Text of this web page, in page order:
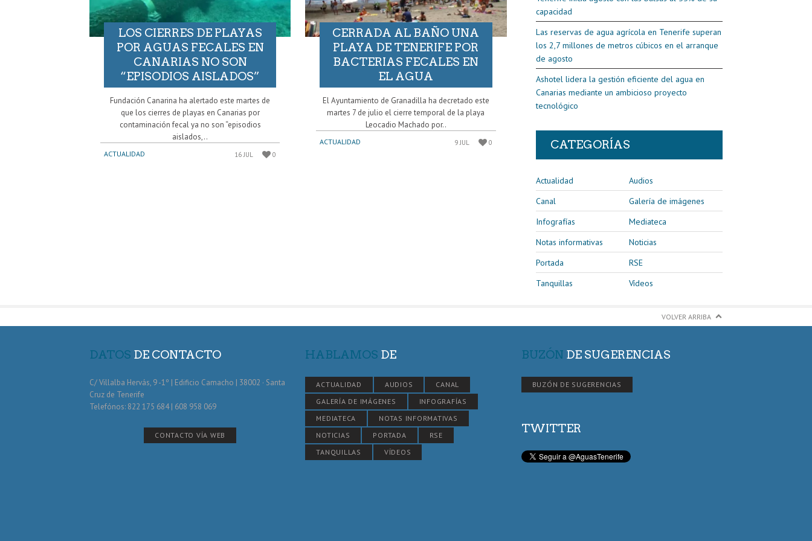
LOS CIERRES DE PLAYAS
POR AGUAS FECALES EN
CANARIAS NO SON
“EPISODIOS AISLADOS”
Fundación Canarina ha alertado este martes de
que los cierres de playas en Canarias por
contaminación fecal ya no son “episodios
aislados,..
ACTUALIDAD 16 JUL 0
CERRADA AL BAÑO UNA
PLAYA DE TENERIFE POR
BACTERIAS FECALES EN
EL AGUA
El Ayuntamiento de Granadilla ha decretado este
martes 7 de julio el cierre temporal de la playa
Leocadio Machado por..
ACTUALIDAD 9 JUL 0
capacidad
Las reservas de agua agrícola en Tenerife superan
los 2,7 millones de metros cúbicos en el arranque
de agosto
Ashotel lidera la gestión eficiente del agua en
Canarias mediante un ambicioso proyecto
tecnológico
CATEGORÍAS
Actualidad
Audios
Canal
Galería de imágenes
Infografías
Mediateca
Notas informativas
Noticias
Portada
RSE
Tanquillas
Vídeos
VOLVER ARRIBA
DATOS DE CONTACTO
C/ Villalba Hervás, 9 -1º | Edificio Camacho | 38002 · Santa
Cruz de Tenerife
Telefónos: 822 175 684 | 608 958 069
CONTACTO VÍA WEB
HABLAMOS DE
ACTUALIDAD AUDIOS
CANAL
GALERÍA DE IMÁGENES
INFOGRAFÍAS
MEDIATECA
NOTAS INFORMATIVAS
NOTICIAS
PORTADA
RSE
TANQUILLAS
VÍDEOS
BUZÓN DE SUGERENCIAS
BUZÓN DE SUGERENCIAS
TWITTER